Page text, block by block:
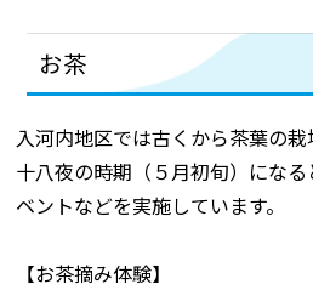
お茶
入河内地区では古くから茶葉の
十八夜の時期（５月初旬）にな
ベントなどを実施しています。
【お茶摘み体験】